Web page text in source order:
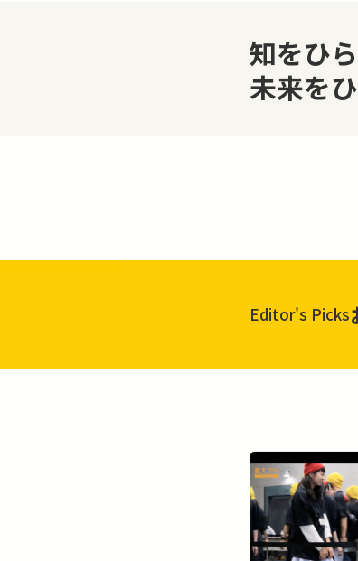
知をひら
未来をひ
Editor's Picks